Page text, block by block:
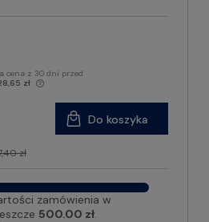
cena z 30 dni przed
zł
zł
Do koszyka
zamówienia w
500.00 zł.